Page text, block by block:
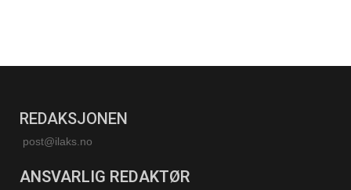
REDAKSJONEN
post@ilaks.no
ANSVARLIG REDAKTØR